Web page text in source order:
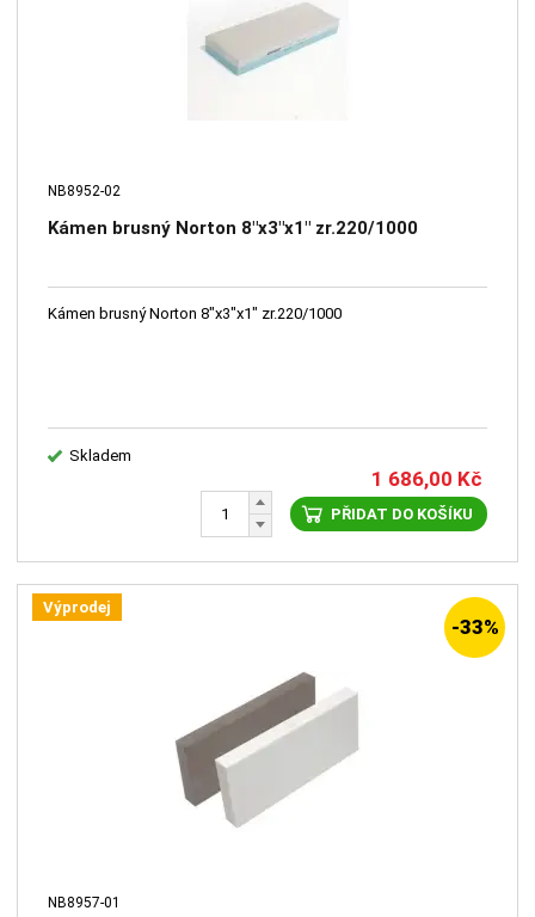
NB8952-02
Kámen brusný Norton 8"x3"x1" zr.220/1000
Kámen brusný Norton 8"x3"x1" zr.220/1000
Skladem
1 686,00 Kč
PŘIDAT DO KOŠÍKU
Výprodej
-33%
NB8957-01